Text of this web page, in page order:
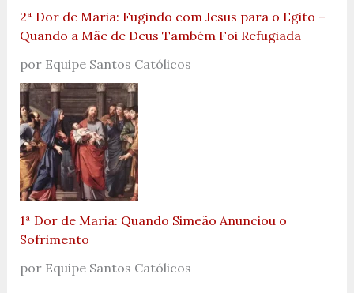
2ª Dor de Maria: Fugindo com Jesus para o Egito –
Quando a Mãe de Deus Também Foi Refugiada
por Equipe Santos Católicos
1ª Dor de Maria: Quando Simeão Anunciou o
Sofrimento
por Equipe Santos Católicos